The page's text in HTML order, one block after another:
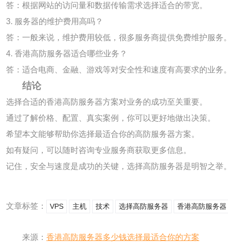
答：根据网站的访问量和数据传输需求选择适合的带宽。
3. 服务器的维护费用高吗？
答：一般来说，维护费用较低，很多服务商提供免费维护服务。
4. 香港高防服务器适合哪些业务？
答：适合电商、金融、游戏等对安全性和速度有高要求的业务。
结论
选择合适的香港高防服务器方案对业务的成功至关重要。
通过了解价格、配置、真实案例，你可以更好地做出决策。
希望本文能够帮助你选择最适合你的高防服务器方案。
如有疑问，可以随时咨询专业服务商获取更多信息。
记住，安全与速度是成功的关键，选择高防服务器是明智之举。
文章标签： VPS 主机 技术 选择高防服务器 香港高防服务器
来源： 香港高防服务器多少钱选择最适合你的方案